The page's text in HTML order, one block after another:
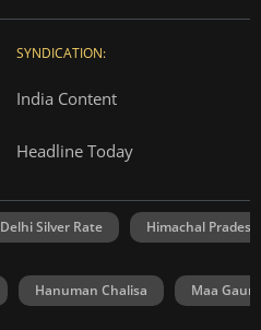
SYNDICATION:
India Content
Headline Today
Delhi Silver Rate Himachal
Hanuman Chalisa Maa Gauri